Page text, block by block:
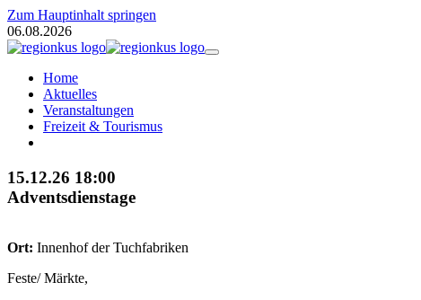
Zum Hauptinhalt springen
06.08.2026
Home
Aktuelles
Veranstaltungen
Freizeit & Tourismus
15.12.26 18:00
Adventsdienstage
Ort: Innenhof der Tuchfabriken
Feste/ Märkte,